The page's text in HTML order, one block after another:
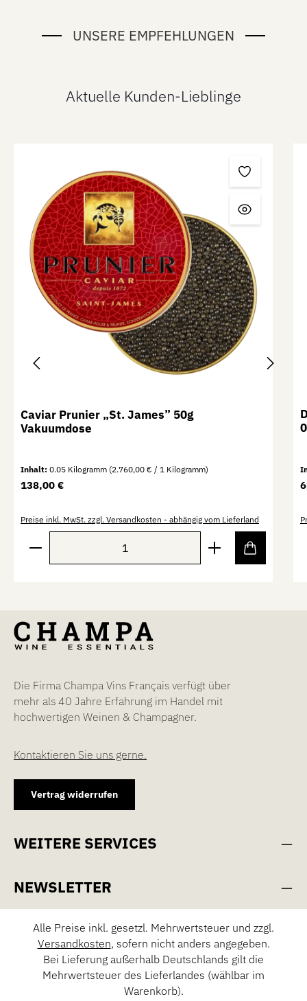
UNSERE EMPFEHLUNGEN
Aktuelle Kunden-Lieblinge
Caviar Prunier „St. James” 50g
Vakuumdose
Inhalt:0.05 Kilogramm (2.760,00 € / 1 Kilogramm)
Regulärer Preis:
138,00 €
Preise inkl. MwSt. zzgl. Versandkosten - abhängig vom Lieferland
Produkt Anzahl: Gib den gewünschten Wert ein
Die Firma Champa Vins Français verfügt über
mehr als 40 Jahre Erfahrung im Handel mit
hochwertigen Weinen & Champagner.
Kontaktieren Sie uns gerne.
Vertrag widerrufen
WEITERE SERVICES
NEWSLETTER
Alle Preise inkl. gesetzl. Mehrwertsteuer und zzgl.
Versandkosten, sofern nicht anders angegeben.
Bei Lieferung außerhalb Deutschlands gilt die
Mehrwertsteuer des Lieferlandes (wählbar im
Warenkorb).